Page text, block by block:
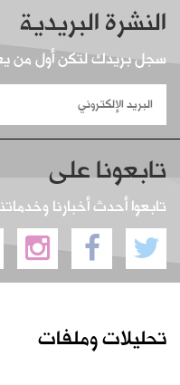
النشرة البريدية
سجل بريدك لتكن أول من
تابعونا على
تابعوا أحدث أخبارنا
تحليلات وملفات